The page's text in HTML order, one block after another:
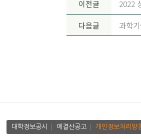
이전글 2022
다음글 과학
대학정보공시 에결산공고 개인정보처리방